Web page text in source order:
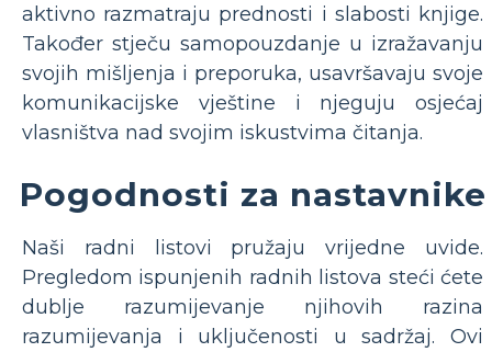
aktivno razmatraju prednosti i slabosti knjige.
Također stječu samopouzdanje u izražavanju
svojih mišljenja i preporuka, usavršavaju svoje
komunikacijske vještine i njeguju osjećaj
vlasništva nad svojim iskustvima čitanja.
Pogodnosti za nastavnike
Naši radni listovi pružaju vrijedne uvide.
Pregledom ispunjenih radnih listova steći ćete
dublje razumijevanje njihovih razina
razumijevanja i uključenosti u sadržaj. Ovi